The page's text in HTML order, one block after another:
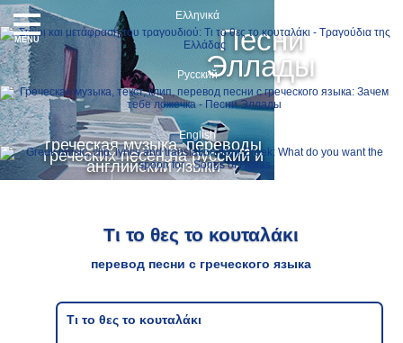
Песни
Эллады
греческая музыка, переводы
греческих песен на русский и
английский языки
Ελληνικά
Русский
English
MENU
Τι το θες το κουταλάκι
перевод песни с греческого языка
Τι το θες το κουταλάκι